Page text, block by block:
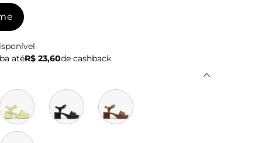
atéR$ 23,60de cashback